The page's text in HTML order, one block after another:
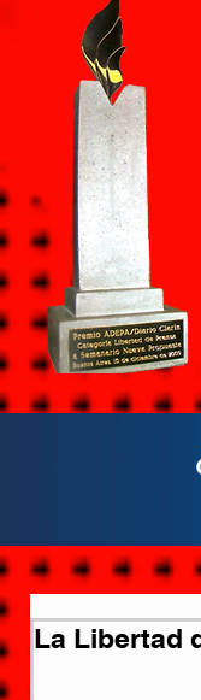
La Libertad